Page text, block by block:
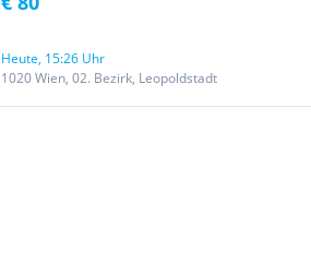
Heute, 15:26 Uhr
1020 Wien, 02. Bezirk, Leopoldstadt